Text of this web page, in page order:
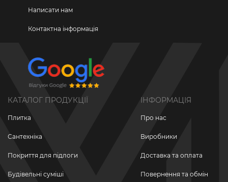
Написати нам
Контактна інформація
КАТАЛОГ ПРОДУКЦІЇ
Плитка
Сантехніка
Покриття для підлоги
Будівельні суміші
ІНФОРМАЦІЯ
Про нас
Виробники
Доставка та оплата
Повернення та обмін